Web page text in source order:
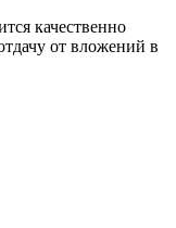
качественно
от вложений в